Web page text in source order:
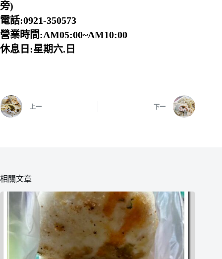
旁)
電話:0921-350573
營業時間:AM05:00~AM10:00
休息日:星期六.日
上一 下一
相關文章